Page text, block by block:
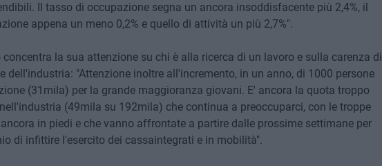
Il tasso di occupazione segna un ancora insoddisfacente più 2,4%, il
appena un meno 0,2% e quello di attività un più 2,7%".
concentra la sua attenzione su chi è alla ricerca di un lavoro e sulla carenza di
dell'industria: "Attenzione inoltre all'incremento, in un anno, di 1000 persone
(31mila) per la grande maggioranza giovani. E' ancora la quota troppo
(49mila su 192mila) che continua a preoccuparci, con le troppe
in piedi e che vanno affrontate a partire dalle prossime settimane per
di infittire l'esercito dei cassaintegrati e in mobilità".